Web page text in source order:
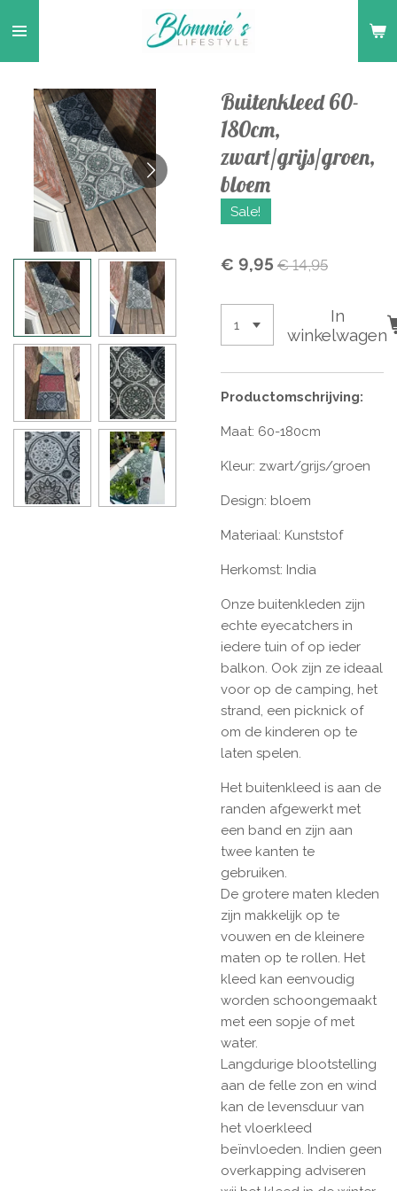
direct
naar
hoofdinhoud
Buitenkleed 60-
180cm,
zwart/grijs/groen,
bloem
Sale!
€ 9,95 € 14,95
In
winkelwagen
Productomschrijving:
Maat: 60-180cm
Kleur: zwart/grijs/groen
Design: bloem
Materiaal: Kunststof
Herkomst: India
Onze buitenkleden zijn
echte eyecatchers in
iedere tuin of op ieder
balkon. Ook zijn ze ideaal
voor op de camping, het
strand, een picknick of
om de kinderen op te
laten spelen.
Het buitenkleed is aan de
randen afgewerkt met
een band en zijn aan
twee kanten te
gebruiken.
De grotere maten kleden
zijn makkelijk op te
vouwen en de kleinere
maten op te rollen. Het
kleed kan eenvoudig
worden schoongemaakt
met een sopje of met
water.
Langdurige blootstelling
aan de felle zon en wind
kan de levensduur van
het vloerkleed
beïnvloeden. Indien geen
overkapping adviseren